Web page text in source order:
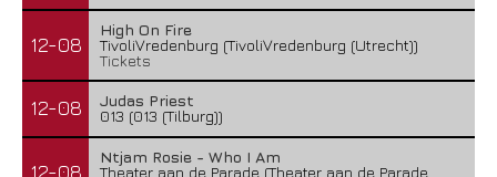
12-08
High On Fire
TivoliVredenburg (TivoliVredenburg (Utrecht))
Tickets
12-08
Judas Priest
013 (013 (Tilburg))
12-08
Ntjam Rosie - Who I Am
Theater aan de Parade (Theater aan de Parade